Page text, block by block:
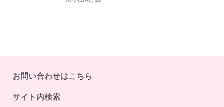
お問い合わせはこちら
サイト内検索